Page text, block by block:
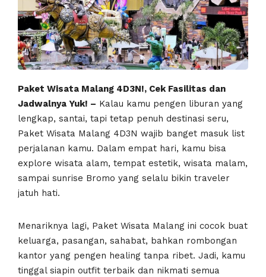
Paket Wisata Malang 4D3N!, Cek Fasilitas dan
Jadwalnya Yuk! – Kalau kamu pengen liburan yang
lengkap, santai, tapi tetap penuh destinasi seru,
Paket Wisata Malang 4D3N wajib banget masuk list
perjalanan kamu. Dalam empat hari, kamu bisa
explore wisata alam, tempat estetik, wisata malam,
sampai sunrise Bromo yang selalu bikin traveler
jatuh hati.
Menariknya lagi, Paket Wisata Malang ini cocok buat
keluarga, pasangan, sahabat, bahkan rombongan
kantor yang pengen healing tanpa ribet. Jadi, kamu
tinggal siapin outfit terbaik dan nikmati semua